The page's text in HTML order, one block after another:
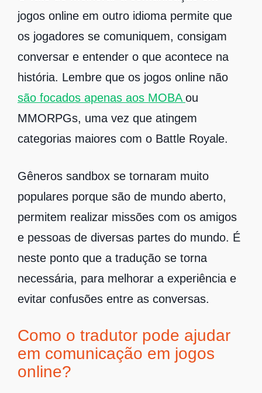
jogos online em outro idioma permite que
os jogadores se comuniquem, consigam
conversar e entender o que acontece na
história. Lembre que os jogos online não
são focados apenas aos MOBA ou
MMORPGs, uma vez que atingem
categorias maiores com o Battle Royale.
Gêneros sandbox se tornaram muito
populares porque são de mundo aberto,
permitem realizar missões com os amigos
e pessoas de diversas partes do mundo. É
neste ponto que a tradução se torna
necessária, para melhorar a experiência e
evitar confusões entre as conversas.
Como o tradutor pode ajudar
em comunicação em jogos
online?